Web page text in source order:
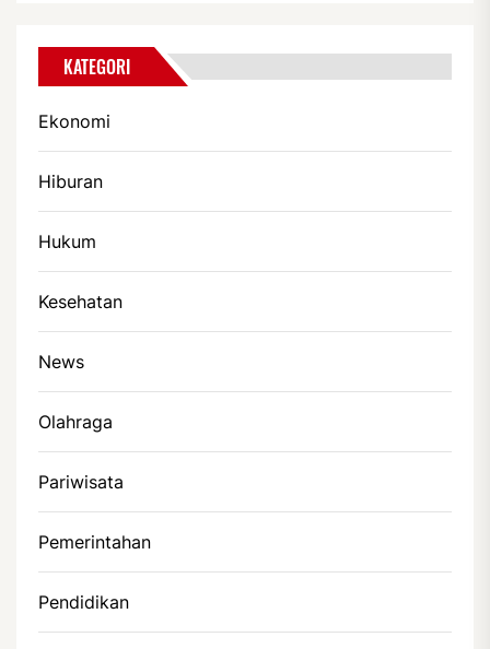
KATEGORI
Ekonomi
Hiburan
Hukum
Kesehatan
News
Olahraga
Pariwisata
Pemerintahan
Pendidikan